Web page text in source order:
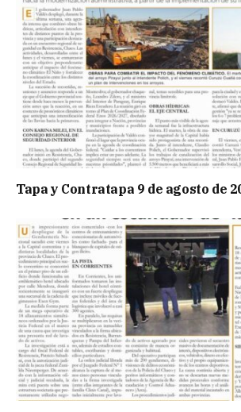
Tapa y Contratapa 9 de agosto de